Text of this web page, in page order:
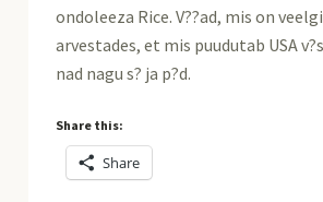
ondoleeza Rice. V??ad, mis on
arvestades, et mis puudutab USA
nad nagu s? ja p?d.
Share this:
Share